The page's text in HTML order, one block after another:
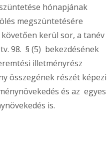
hónapjának
megszüntetésére
kerül sor, a tanév
98. § (5) bekezdésének
illetményrész
összegének részét képezi
és az egyes
is.